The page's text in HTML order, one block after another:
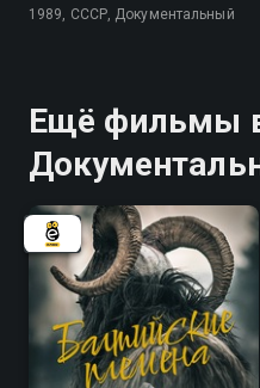
1989, СССР, Документальный
Ещё фильмы